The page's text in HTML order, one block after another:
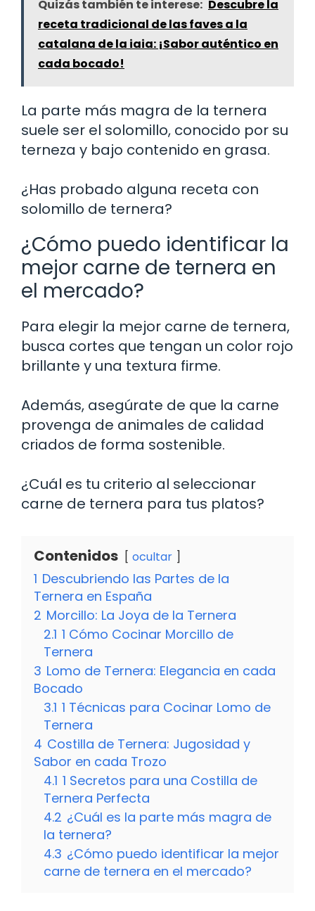
Quizás también te interese: Descubre la
receta tradicional de las faves a la
catalana de la iaia: ¡Sabor auténtico en
cada bocado!
La parte más magra de la ternera
suele ser el solomillo, conocido por su
terneza y bajo contenido en grasa.
¿Has probado alguna receta con
solomillo de ternera?
¿Cómo puedo identificar la
mejor carne de ternera en
el mercado?
Para elegir la mejor carne de ternera,
busca cortes que tengan un color rojo
brillante y una textura firme.
Además, asegúrate de que la carne
provenga de animales de calidad
criados de forma sostenible.
¿Cuál es tu criterio al seleccionar
carne de ternera para tus platos?
Contenidos ocultar
1 Descubriendo las Partes de la
Ternera en España
2 Morcillo: La Joya de la Ternera
2.1 1 Cómo Cocinar Morcillo de
Ternera
3 Lomo de Ternera: Elegancia en cada
Bocado
3.1 1 Técnicas para Cocinar Lomo de
Ternera
4 Costilla de Ternera: Jugosidad y
Sabor en cada Trozo
4.1 1 Secretos para una Costilla de
Ternera Perfecta
4.2 ¿Cuál es la parte más magra de
la ternera?
4.3 ¿Cómo puedo identificar la mejor
carne de ternera en el mercado?